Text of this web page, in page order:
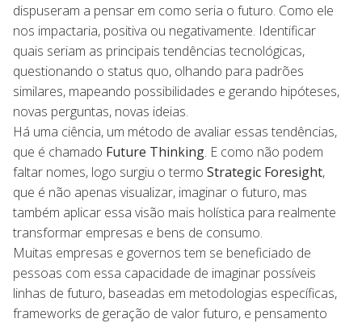
dispuseram a pensar em como seria o futuro. Como ele
nos impactaria, positiva ou negativamente. Identificar
quais seriam as principais tendências tecnológicas,
questionando o status quo, olhando para padrões
similares, mapeando possibilidades e gerando hipóteses,
novas perguntas, novas ideias.
Há uma ciência, um método de avaliar essas tendências,
que é chamado Future Thinking. E como não podem
faltar nomes, logo surgiu o termo Strategic Foresight,
que é não apenas visualizar, imaginar o futuro, mas
também aplicar essa visão mais holística para realmente
transformar empresas e bens de consumo.
Muitas empresas e governos tem se beneficiado de
pessoas com essa capacidade de imaginar possíveis
linhas de futuro, baseadas em metodologias específicas,
frameworks de geração de valor futuro, e pensamento